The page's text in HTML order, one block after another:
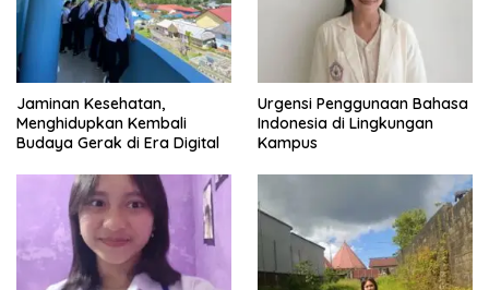
Jaminan Kesehatan,
Menghidupkan Kembali
Budaya Gerak di Era Digital
Urgensi Penggunaan Bahasa
Indonesia di Lingkungan
Kampus